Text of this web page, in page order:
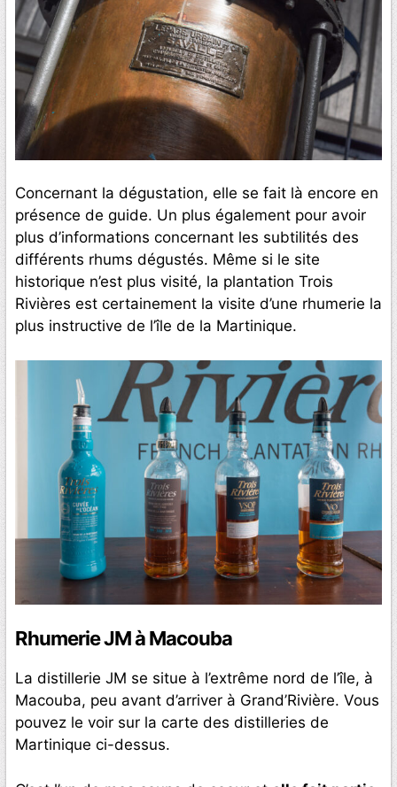
Concernant la dégustation, elle se fait là encore en
présence de guide. Un plus également pour avoir
plus d’informations concernant les subtilités des
différents rhums dégustés. Même si le site
historique n’est plus visité, la plantation Trois
Rivières est certainement la visite d’une rhumerie la
plus instructive de l’île de la Martinique.
Rhumerie JM à Macouba
La distillerie JM se situe à l’extrême nord de l’île, à
Macouba, peu avant d’arriver à Grand’Rivière. Vous
pouvez le voir sur la carte des distilleries de
Martinique ci-dessus.